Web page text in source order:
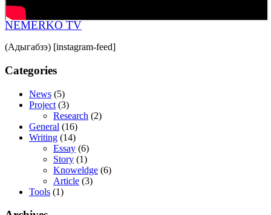
NEMERKO TV
(Адыгабзэ) [instagram-feed]
Categories
News (5)
Project (3)
Research (2)
General (16)
Writing (14)
Essay (6)
Story (1)
Knoweldge (6)
Article (3)
Tools (1)